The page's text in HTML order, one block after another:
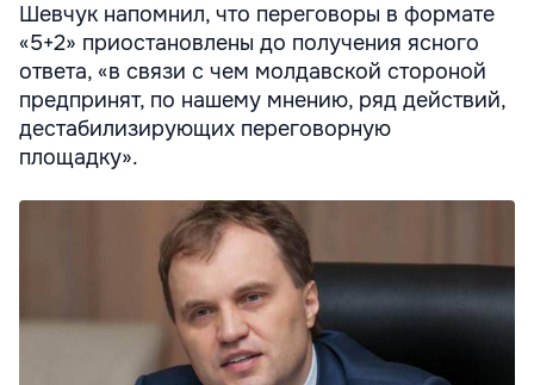
Шевчук напомнил, что переговоры в формате
«5+2» приостановлены до получения ясного
ответа, «в связи с чем молдавской стороной
предпринят, по нашему мнению, ряд действий,
дестабилизирующих переговорную
площадку».